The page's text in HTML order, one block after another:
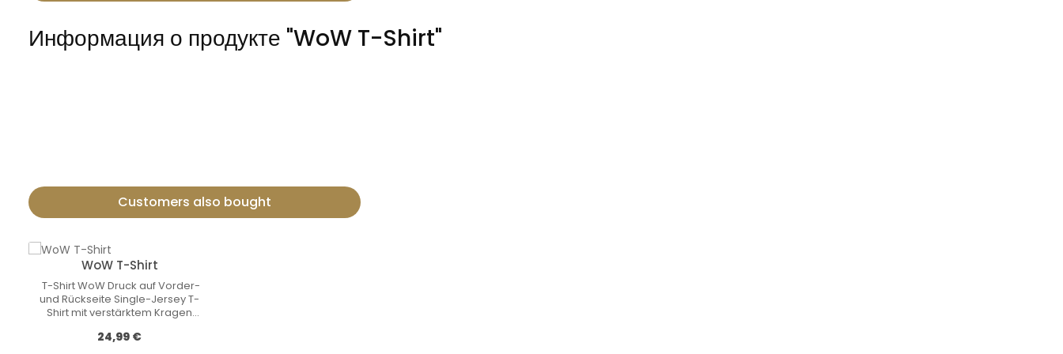
Информация о продукте "WoW T-Shirt"
Customers also bought
Пропустить галерею продуктов
WoW T-Shirt
T-Shirt WoW Druck auf Vorder-
und Rückseite Single-Jersey T-
Shirt mit verstärktem Kragen
Baumwolle graumeliert [95]:
Обычная цена:
24,99 €